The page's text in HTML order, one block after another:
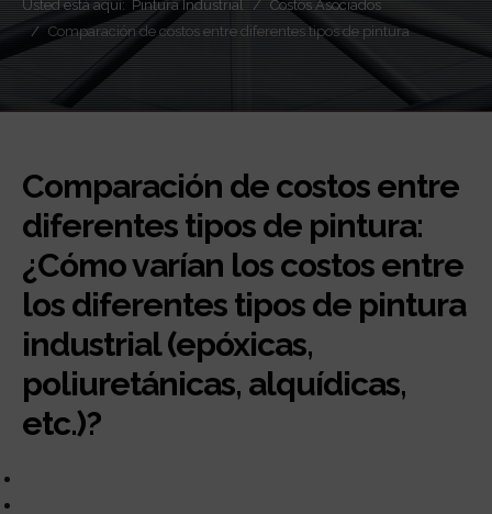
Usted está aquí: Pintura Industrial
Costos Asociados
Comparación de costos entre diferentes tipos de pintura
Comparación de costos entre
diferentes tipos de pintura:
¿Cómo varían los costos entre
los diferentes tipos de pintura
industrial (epóxicas,
poliuretánicas, alquídicas,
etc.)?